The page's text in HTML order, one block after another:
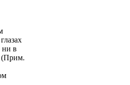
ни в
(Прим.